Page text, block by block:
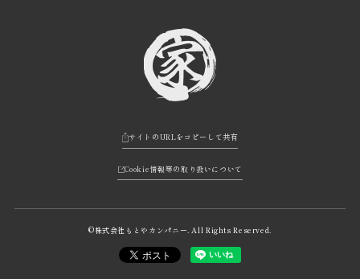
サイトのURLをコピーして共有
Cookie情報等の取り扱いについて
©株式会社もとやカンパニー. All Rights Reserved.